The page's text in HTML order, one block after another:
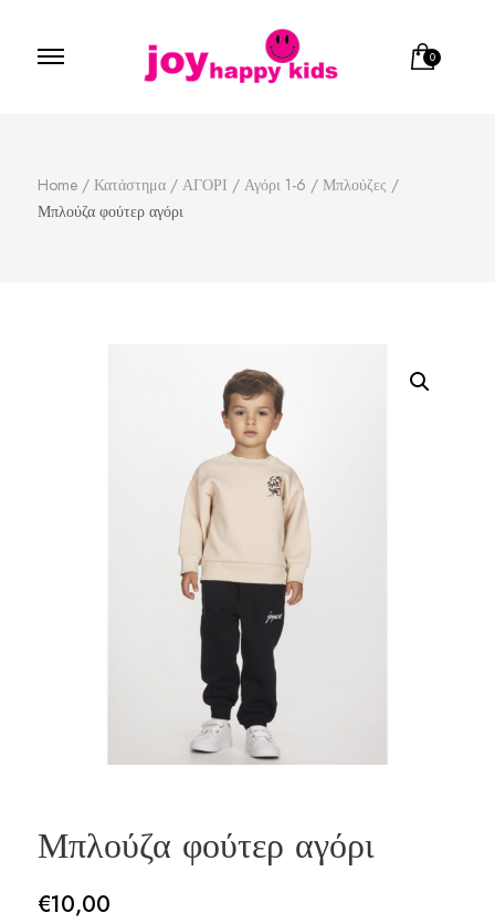
0
Home / Κατάστημα / ΑΓΟΡΙ / Αγόρι 1-6 / Μπλούζες /
Μπλούζα φούτερ αγόρι
Μπλούζα φούτερ αγόρι
€10,00